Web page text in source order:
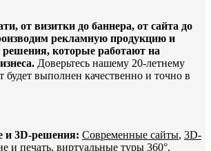
от визитки до баннера, от сайта до
рекламную продукцию и
которые работают на
Доверьтесь нашему 20-летнему
будет выполнен качественно и точно в
и 3D-решения: Современные сайты, 3D-
и печать, виртуальные туры 360°,